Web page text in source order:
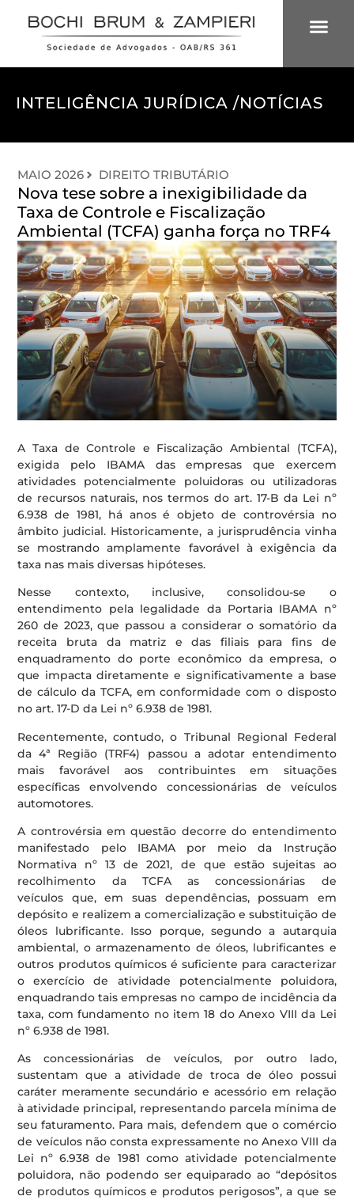
INTELIGÊNCIA JURÍDICA /NOTÍCIAS
MAIO 2026 DIREITO TRIBUTÁRIO
Nova tese sobre a inexigibilidade da
Taxa de Controle e Fiscalização
Ambiental (TCFA) ganha força no TRF4
A Taxa de Controle e Fiscalização Ambiental (TCFA),
exigida pelo IBAMA das empresas que exercem
atividades potencialmente poluidoras ou utilizadoras
de recursos naturais, nos termos do art. 17-B da Lei nº
6.938 de 1981, há anos é objeto de controvérsia no
âmbito judicial. Historicamente, a jurisprudência vinha
se mostrando amplamente favorável à exigência da
taxa nas mais diversas hipóteses.
Nesse contexto, inclusive, consolidou-se o
entendimento pela legalidade da Portaria IBAMA nº
260 de 2023, que passou a considerar o somatório da
receita bruta da matriz e das filiais para fins de
enquadramento do porte econômico da empresa, o
que impacta diretamente e significativamente a base
de cálculo da TCFA, em conformidade com o disposto
no art. 17-D da Lei nº 6.938 de 1981.
Recentemente, contudo, o Tribunal Regional Federal
da 4ª Região (TRF4) passou a adotar entendimento
mais favorável aos contribuintes em situações
específicas envolvendo concessionárias de veículos
automotores.
A controvérsia em questão decorre do entendimento
manifestado pelo IBAMA por meio da Instrução
Normativa nº 13 de 2021, de que estão sujeitas ao
recolhimento da TCFA as concessionárias de
veículos que, em suas dependências, possuam em
depósito e realizem a comercialização e substituição de
óleos lubrificante. Isso porque, segundo a autarquia
ambiental, o armazenamento de óleos, lubrificantes e
outros produtos químicos é suficiente para caracterizar
o exercício de atividade potencialmente poluidora,
enquadrando tais empresas no campo de incidência da
taxa, com fundamento no item 18 do Anexo VIII da Lei
nº 6.938 de 1981.
As concessionárias de veículos, por outro lado,
sustentam que a atividade de troca de óleo possui
caráter meramente secundário e acessório em relação
à atividade principal, representando parcela mínima de
seu faturamento. Para mais, defendem que o comércio
de veículos não consta expressamente no Anexo VIII da
Lei nº 6.938 de 1981 como atividade potencialmente
poluidora, não podendo ser equiparado ao “depósitos
de produtos químicos e produtos perigosos”, a que se